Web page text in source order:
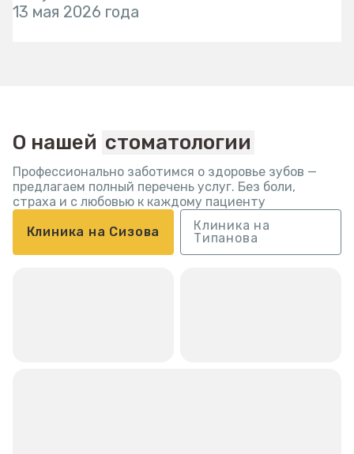
13 мая 2026 года
О нашей стоматологии
Профессионально заботимся о здоровье зубов —
предлагаем полный перечень услуг. Без боли,
страха и с любовью к каждому пациенту
Клиника на Сизова
Клиника на
Типанова